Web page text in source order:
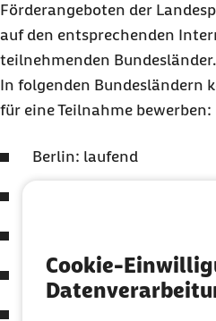
Cookie-
Förderangeboten der
auf den entsprechenden
teilnehmenden Bundesländer.
In folgenden Bundesländern
für eine Teilnahme bewerben:
Berlin: laufend
Mecklenburg-